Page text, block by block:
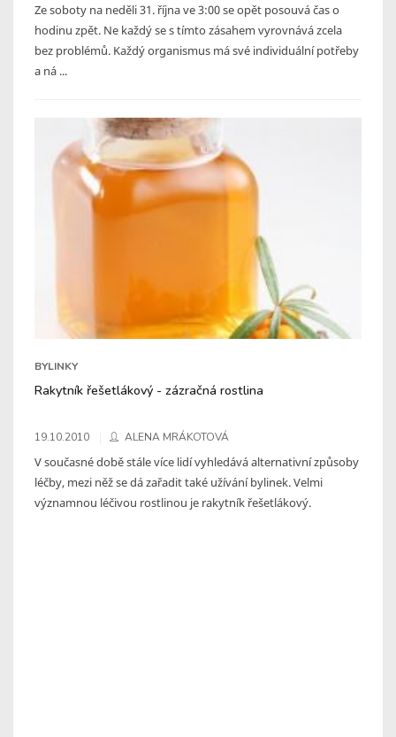
Ze soboty na neděli 31. října ve 3:00 se opět posouvá čas o
hodinu zpět. Ne každý se s tímto zásahem vyrovnává zcela
bez problémů. Každý organismus má své individuální potřeby
a ná ...
BYLINKY
Rakytník řešetlákový - zázračná rostlina
19.10.2010 ALENA MRÁKOTOVÁ
V současné době stále více lidí vyhledává alternativní způsoby
léčby, mezi něž se dá zařadit také užívání bylinek. Velmi
významnou léčivou rostlinou je rakytník řešetlákový.